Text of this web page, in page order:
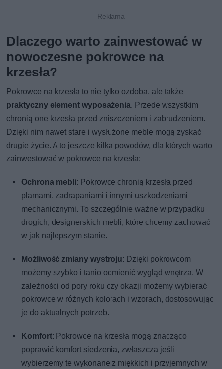
Dlaczego warto zainwestować w
nowoczesne pokrowce na
krzesła?
Pokrowce na krzesła to nie tylko ozdoba, ale także
praktyczny element wyposażenia. Przede wszystkim
chronią one krzesła przed zniszczeniem i zabrudzeniem.
Dzięki nim nawet stare i wysłużone meble mogą zyskać
drugie życie. A to jeszcze kilka powodów, dla których warto
zainwestować w pokrowce na krzesła:
Ochrona mebli: Pokrowce chronią krzesła przed
plamami, zadrapaniami i innymi uszkodzeniami
mechanicznymi. To szczególnie ważne w przypadku
drogich, designerskich mebli, które chcemy zachować
w jak najlepszym stanie.
Możliwość zmiany wystroju: Dzięki pokrowcom
możemy szybko i tanio odmienić wygląd wnętrza. W
zależności od pory roku czy okazji możemy wybierać
pokrowce w różnych kolorach i wzorach, dostosowując
je do aktualnych potrzeb.
Komfort: Pokrowce na krzesła mogą znacząco
poprawić komfort siedzenia, zwłaszcza jeśli
wybierzemy te wykonane z miękkich i przyjemnych w